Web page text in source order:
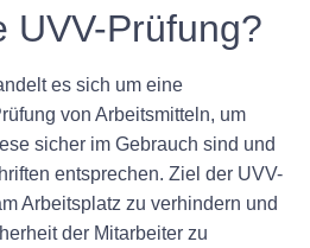
UVV-Prüfung?
es sich um eine
von Arbeitsmitteln, um
sicher im Gebrauch sind und
entsprechen. Ziel der UVV-
Arbeitsplatz zu verhindern und
der Mitarbeiter zu